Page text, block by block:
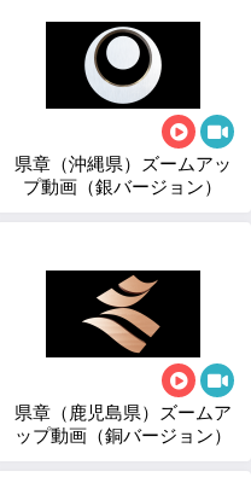
県章（沖縄県）ズームアッ
プ動画（銀バージョン）
県章（鹿児島県）ズームア
ップ動画（銅バージョン）